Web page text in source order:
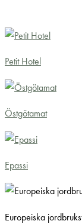
Petit Hotel
Östgötamat
Epassi
Europeiska